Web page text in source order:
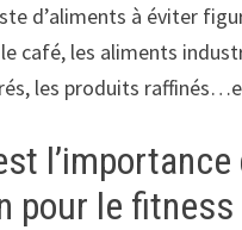
d’aliments à éviter
café, les aliments
les produits
l’importance
pour le fitness